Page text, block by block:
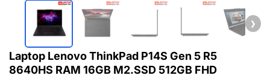
❯
Laptop Lenovo ThinkPad P14S Gen 5 R5
8640HS RAM 16GB M2.SSD 512GB FHD